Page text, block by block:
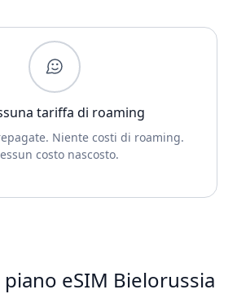
tariffa di roaming
Niente costi di roaming.
costo nascosto.
eSIM Bielorussia